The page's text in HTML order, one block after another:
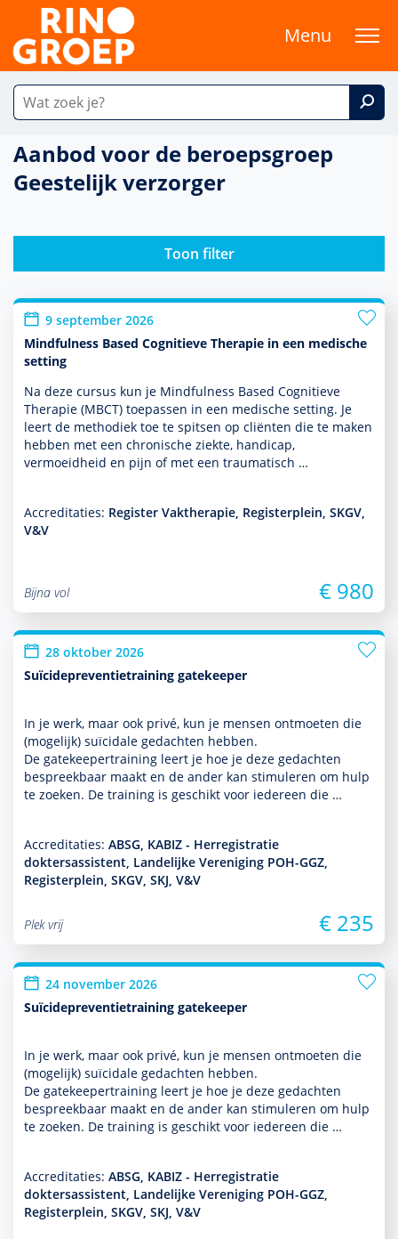
Menu
Aanbod voor de beroepsgroep
Geestelijk verzorger
Toon filter
9 september 2026
Mindfulness Based Cognitieve Therapie in een medische
setting
Na deze cursus kun je Mindfulness Based Cognitieve
Therapie (MBCT) toe­pas­sen in een medische setting. Je
leert de metho­diek toe te spitsen op cliënten die te maken
hebben met een chronische ziekte, handicap,
vermoeidheid en pijn of met een traumatisch …
Accreditaties: Register Vaktherapie, Registerplein, SKGV,
V&V
Bijna vol € 980
28 oktober 2026
Suïcidepreventietraining gatekeeper
In je werk, maar ook privé, kun je mensen ontmoeten die
(moge­lijk) suïcidale gedachten hebben.
De gatekeepertraining leert je hoe je deze gedachten
bespreekbaar maakt en de ander kan stimuleren om hulp
te zoeken. De training is geschikt voor iedereen die …
Accreditaties: ABSG, KABIZ - Herregistratie
doktersassistent, Landelijke Vereniging POH-GGZ,
Registerplein, SKGV, SKJ, V&V
Plek vrij € 235
24 november 2026
Suïcidepreventietraining gatekeeper
In je werk, maar ook privé, kun je mensen ontmoeten die
(moge­lijk) suïcidale gedachten hebben.
De gatekeepertraining leert je hoe je deze gedachten
bespreekbaar maakt en de ander kan stimuleren om hulp
te zoeken. De training is geschikt voor iedereen die …
Accreditaties: ABSG, KABIZ - Herregistratie
doktersassistent, Landelijke Vereniging POH-GGZ,
Registerplein, SKGV, SKJ, V&V